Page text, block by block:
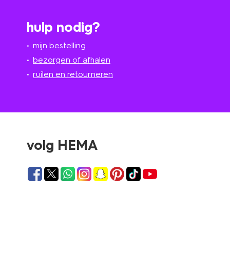
hulp nodig?
mijn bestelling
bezorgen of afhalen
ruilen en retourneren
volg HEMA